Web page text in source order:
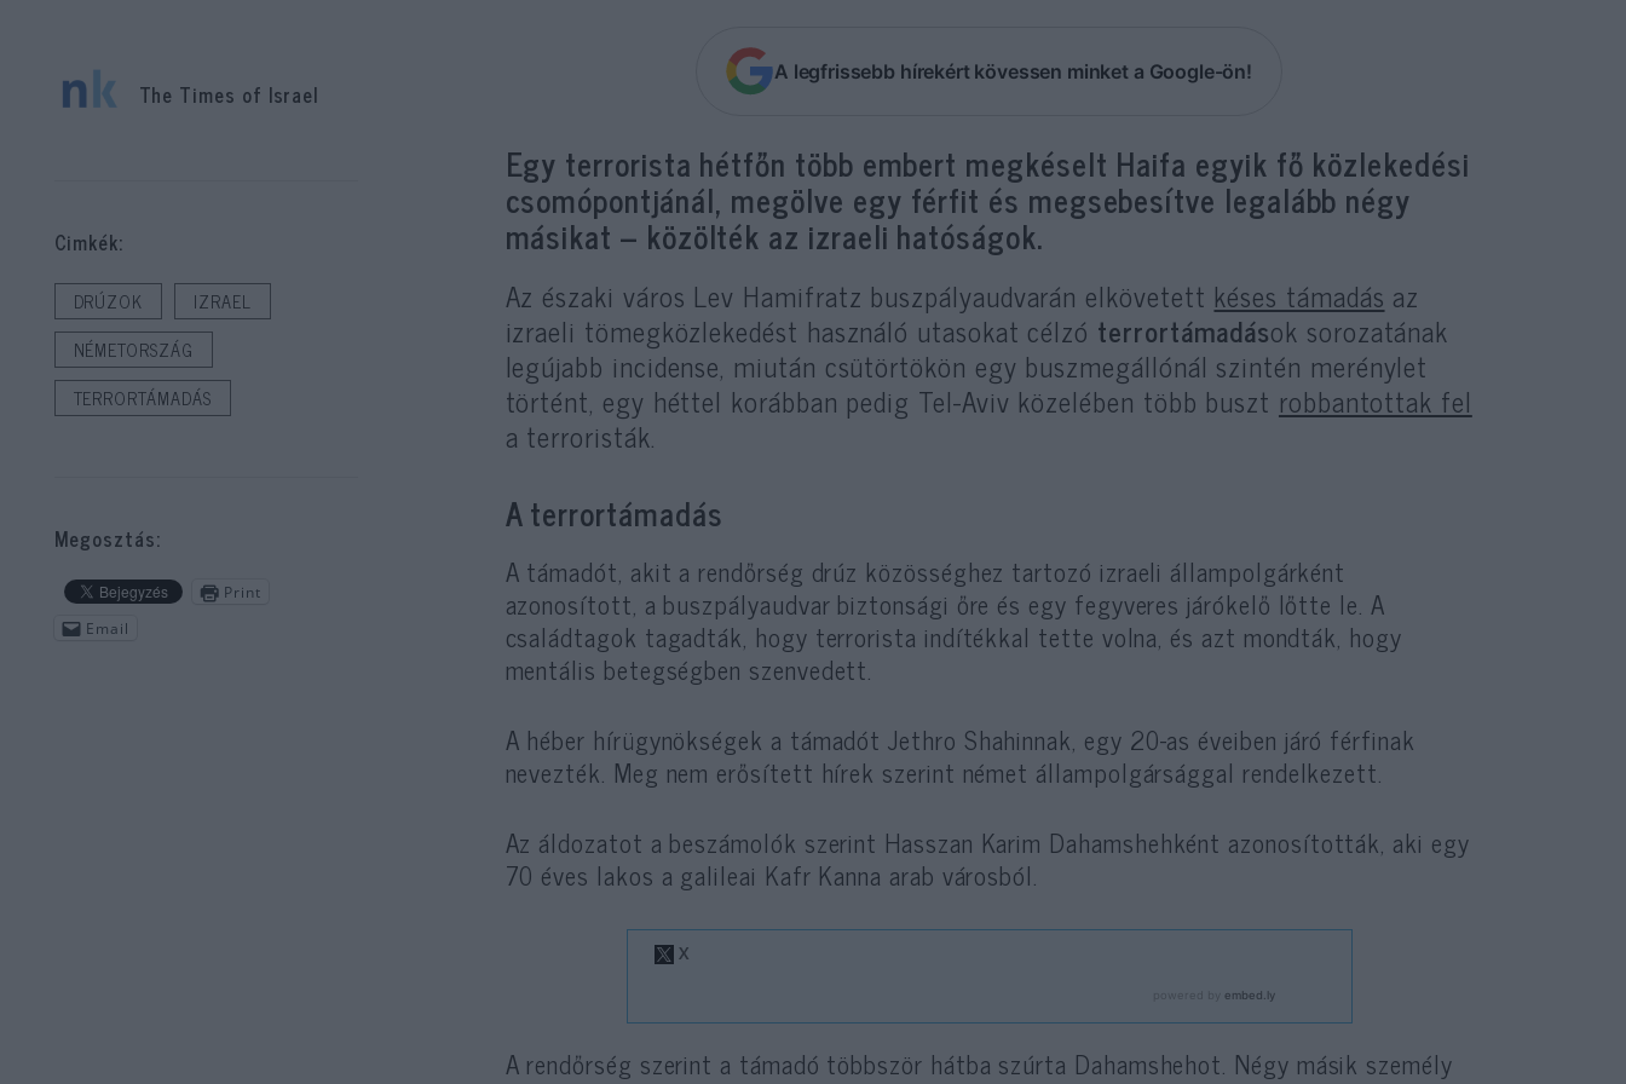
A legfrissebb hírekért kövessen minket a Google-ön!
Egy terrorista hétfőn több embert megkéselt Haifa egyik fő közlekedési
csomópontjánál, megölve egy férfit és megsebesítve legalább négy
másikat – közölték az izraeli hatóságok.
Az északi város Lev Hamifratz buszpályaudvarán elkövetett késes támadás az
izraeli tömegközlekedést használó utasokat célzó terrortámadások sorozatának
legújabb incidense, miután csütörtökön egy buszmegállónál szintén merénylet
történt, egy héttel korábban pedig Tel-Aviv közelében több buszt robbantottak fel
a terroristák.
A terrortámadás
A támadót, akit a rendőrség drúz közösséghez tartozó izraeli állampolgárként
azonosított, a buszpályaudvar biztonsági őre és egy fegyveres járókelő lőtte le. A
családtagok tagadták, hogy terrorista indítékkal tette volna, és azt mondták, hogy
mentális betegségben szenvedett.
A héber hírügynökségek a támadót Jethro Shahinnak, egy 20-as éveiben járó férfinak
nevezték. Meg nem erősített hírek szerint német állampolgársággal rendelkezett.
Az áldozatot a beszámolók szerint Hasszan Karim Dahamshehként azonosították, aki egy
70 éves lakos a galileai Kafr Kanna arab városból.
A rendőrség szerint a támadó többször hátba szúrta Dahamshehot. Négy másik személy
The Times of Israel
Cimkék:
DRÚZOK
IZRAEL
NÉMETORSZÁG
TERRORTÁMADÁS
Megosztás:
Print
Email